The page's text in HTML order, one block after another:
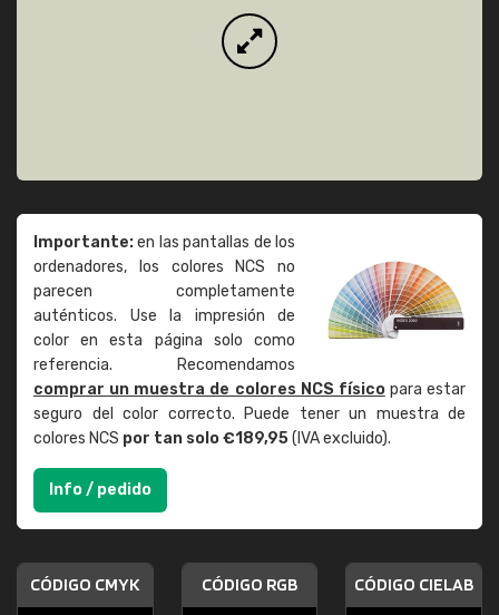
Importante:en las pantallas de los
ordenadores, los colores NCS no
parecen completamente
auténticos. Use la impresión de
color en esta página solo como
referencia. Recomendamos
comprar un muestra de colores NCS físicopara estar
seguro del color correcto. Puede tener un muestra de
colores NCS por tan solo €189,95(IVA excluido).
Info / pedido
CÓDIGO CMYK CÓDIGO RGB CÓDIGO CIELAB